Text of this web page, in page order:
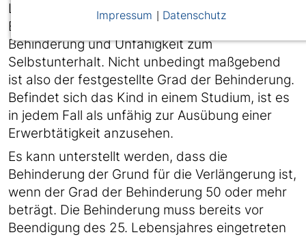
Lebensunterhalt nicht selbst bestreiten kann.
Entscheidend ist der Zusammenhang zwischen
Behinderung und Unfähigkeit zum
Selbstunterhalt. Nicht unbedingt maßgebend
ist also der festgestellte Grad der Behinderung.
Befindet sich das Kind in einem Studium, ist es
in jedem Fall als unfähig zur Ausübung einer
Erwerbtätigkeit anzusehen.
Es kann unterstellt werden, dass die
Behinderung der Grund für die Verlängerung ist,
wenn der Grad der Behinderung 50 oder mehr
beträgt. Die Behinderung muss bereits vor
Beendigung des 25. Lebensjahres eingetreten
Impressum Datenschutz